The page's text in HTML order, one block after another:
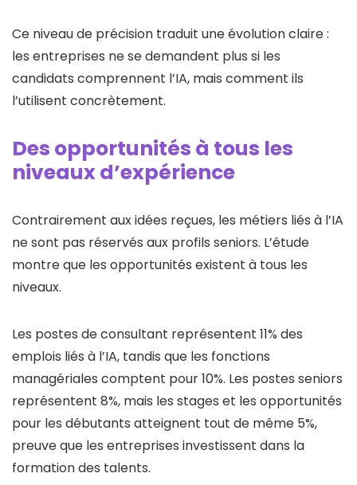
Ce niveau de précision traduit une évolution claire :
les entreprises ne se demandent plus si les
candidats comprennent l’IA, mais comment ils
l’utilisent concrètement.
Des opportunités à tous les
niveaux d’expérience
Contrairement aux idées reçues, les métiers liés à l’IA
ne sont pas réservés aux profils seniors. L’étude
montre que les opportunités existent à tous les
niveaux.
Les postes de consultant représentent 11% des
emplois liés à l’IA, tandis que les fonctions
managériales comptent pour 10%. Les postes seniors
représentent 8%, mais les stages et les opportunités
pour les débutants atteignent tout de même 5%,
preuve que les entreprises investissent dans la
formation des talents.